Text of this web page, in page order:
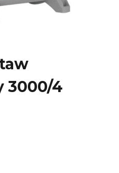
3000/4